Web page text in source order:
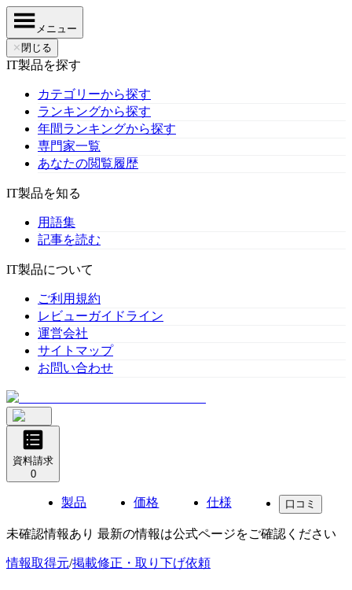
メニュー
✕ 閉じる
IT製品を探す
カテゴリーから探す
ランキングから探す
年間ランキングから探す
専門家一覧
あなたの閲覧履歴
IT製品を知る
用語集
記事を読む
IT製品について
ご利用規約
レビューガイドライン
運営会社
サイトマップ
お問い合わせ
資料請求
0
製品 価格 仕様 口コミ
未確認情報あり 最新の情報は公式ページをご確認ください
情報取得元/掲載修正・取り下げ依頼